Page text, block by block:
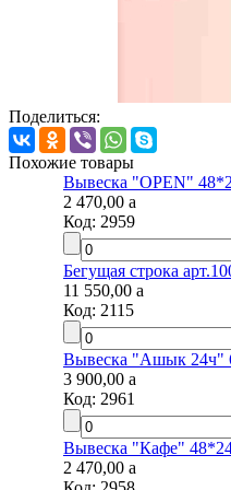
Поделиться:
Похожие товары
Вывеска "OPEN"
2 470,00a
Код:2959
Бегущая строка
11 550,00a
Код:2115
Вывеска "Ашык 24ч"
3 900,00a
Код:2961
Вывеска "Кафе" 48*24
2 470,00a